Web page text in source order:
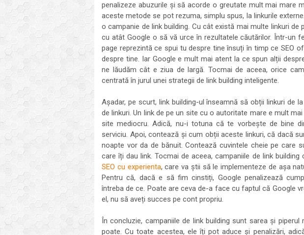
penalizeze abuzurile și să acorde o greutate mult mai mare
aceste metode se pot rezuma, simplu spus, la linkurile
o campanie de link building. Cu cât există mai multe linkuri de
cu atât Google o să vă urce în rezultatele căutărilor. Într-un
page reprezintă ce spui tu despre tine însuți în timp ce SEO
despre tine. Iar Google e mult mai atent la ce spun alții
ne lăudăm cât e ziua de largă. Tocmai de aceea, orice
centrată în jurul unei strategii de link building inteligente.
Așadar, pe scurt, link building-ul înseamnă să obții linkuri de
de linkuri. Un link de pe un site cu o autoritate mare e mult
site mediocru. Adică, nu-i totuna că te vorbește de bine
serviciu. Apoi, contează și cum obții aceste linkuri, că dacă
noapte vor da de bănuit. Contează cuvintele cheie pe care
care îți dau link. Tocmai de aceea, campaniile de link building
SEO cu experienta, care va știi să le implementeze de așa
Pentru că, dacă e să fim cinstiți, Google penalizează
întreba de ce. Poate are ceva de-a face cu faptul că Google
el, nu să aveți succes pe cont propriu.
În concluzie, campaniile de link building sunt sarea și piperul
poate. Cu toate acestea, ele îți pot aduce și penalizări,